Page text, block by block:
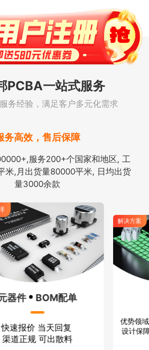
PCBA一站式服务
务经验，满足客户多元化需求
务高效，售后保障
服务200+个国家和地区, 工
米,月出货量80000平米, 日均出货
量3000余款
器件 BOM配单
快速报价 当天回复
渠道正规 可出散料
解决方案
优势领
设计保